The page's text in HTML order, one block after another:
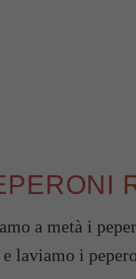
a metà i
laviamo i